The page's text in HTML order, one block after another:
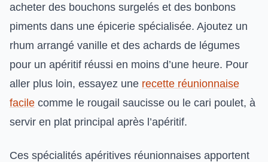
acheter des bouchons surgelés et des bonbons
piments dans une épicerie spécialisée. Ajoutez un
rhum arrangé vanille et des achards de légumes
pour un apéritif réussi en moins d’une heure. Pour
aller plus loin, essayez une recette réunionnaise
facile comme le rougail saucisse ou le cari poulet, à
servir en plat principal après l’apéritif.
Ces spécialités apéritives réunionnaises apportent